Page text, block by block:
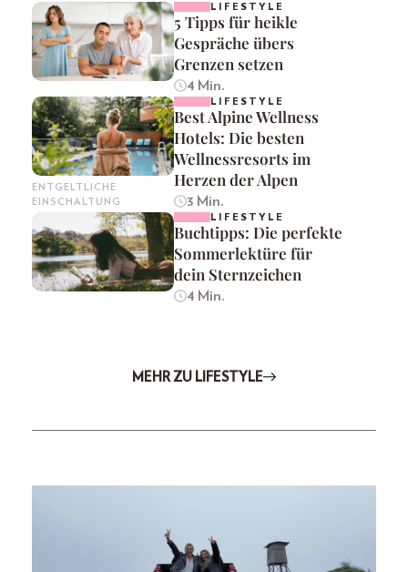
LIFESTYLE
5 Tipps für heikle
Gespräche übers
Grenzen setzen
4 Min.
ENTGELTLICHE
EINSCHALTUNG
LIFESTYLE
Best Alpine Wellness
Hotels: Die besten
Wellnessresorts im
Herzen der Alpen
3 Min.
LIFESTYLE
Buchtipps: Die perfekte
Sommerlektüre für
dein Sternzeichen
4 Min.
MEHR ZU LIFESTYLE